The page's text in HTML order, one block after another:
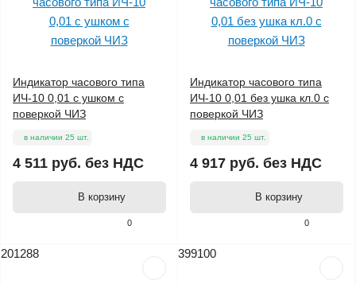
0
Индикатор часового типа
ИЧ-10 0,01 с ушком с
поверкой ЧИЗ
в наличии 25 шт.
4 511 руб. без НДС
В корзину
0
Индикатор часового типа
ИЧ-10 0,01 без ушка кл.0 с
поверкой ЧИЗ
в наличии 25 шт.
4 917 руб. без НДС
В корзину
201288 399100